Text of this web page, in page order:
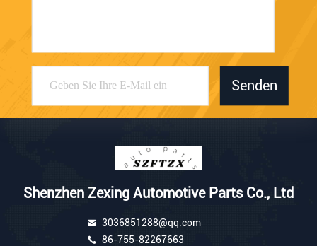
Senden
Shenzhen Zexing Automotive Parts Co., Ltd
3036851288@qq.com
86-755-82267663